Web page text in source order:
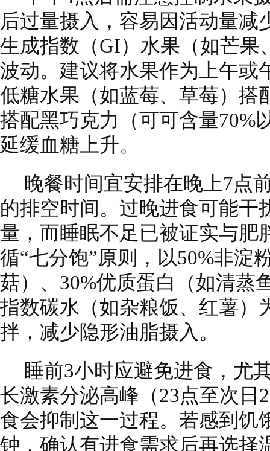
后过量摄入，容易因活动量减
生成指数（GI）水果（如芒果
波动。建议将水果作为上午或
低糖水果（如蓝莓、草莓）搭
搭配黑巧克力（可可含量70%
延缓血糖上升。
晚餐时间宜安排在晚上7点
的排空时间。过晚进食可能干
量，而睡眠不足已被证实与肥
循“七分饱”原则，以50%非淀
菇）、30%优质蛋白（如清蒸
指数碳水（如杂粮饭、红薯）
拌，减少隐形油脂摄入。
睡前3小时应避免进食，尤
长激素分泌高峰（23点至次日
食会抑制这一过程。若感到饥
钟，确认有进食需求后再选择